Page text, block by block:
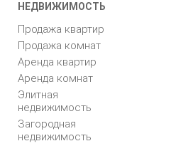
НЕДВИЖИМОСТЬ
Продажа квартир
Продажа комнат
Аренда квартир
Аренда комнат
Элитная
недвижимость
Загородная
недвижимость